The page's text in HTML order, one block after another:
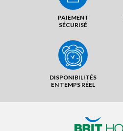
PAIEMENT
SÉCURISÉ
DISPONIBILITÉS
EN TEMPS RÉEL